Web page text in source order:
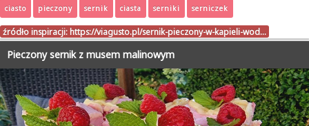
ciasto pieczony sernik ciasta serniki serniczek
źródło inspiracji: https://viagusto.pl/sernik-pieczony-w-kapieli-wod…
Pieczony sernik z musem malinowym